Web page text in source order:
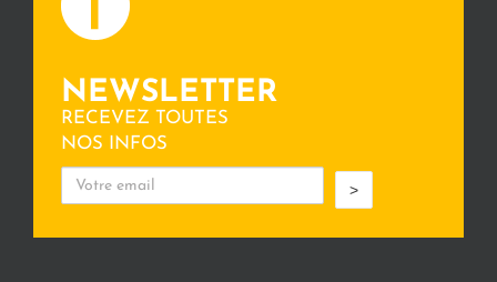
NEWSLETTER
RECEVEZ TOUTES
NOS INFOS
>